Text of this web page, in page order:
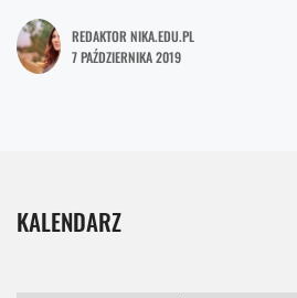
REDAKTOR NIKA.EDU.PL
7 PAŹDZIERNIKA 2019
KALENDARZ